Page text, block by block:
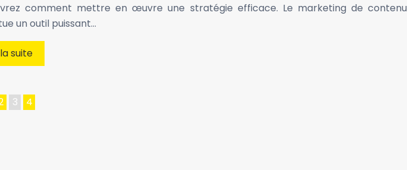
comment mettre en œuvre une stratégie efficace. Le marketing de contenu
un outil puissant…
suite
3 4